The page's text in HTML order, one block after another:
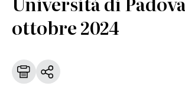
ottobre 2024